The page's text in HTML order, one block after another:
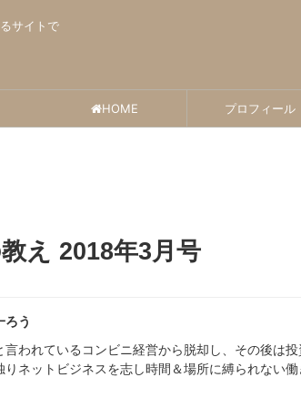
サイトで
HOME プロフィール
え 2018年3月号
ろう
言われているコンビニ経営から脱却し、その後は投
りネットビジネスを志し時間＆場所に縛られない